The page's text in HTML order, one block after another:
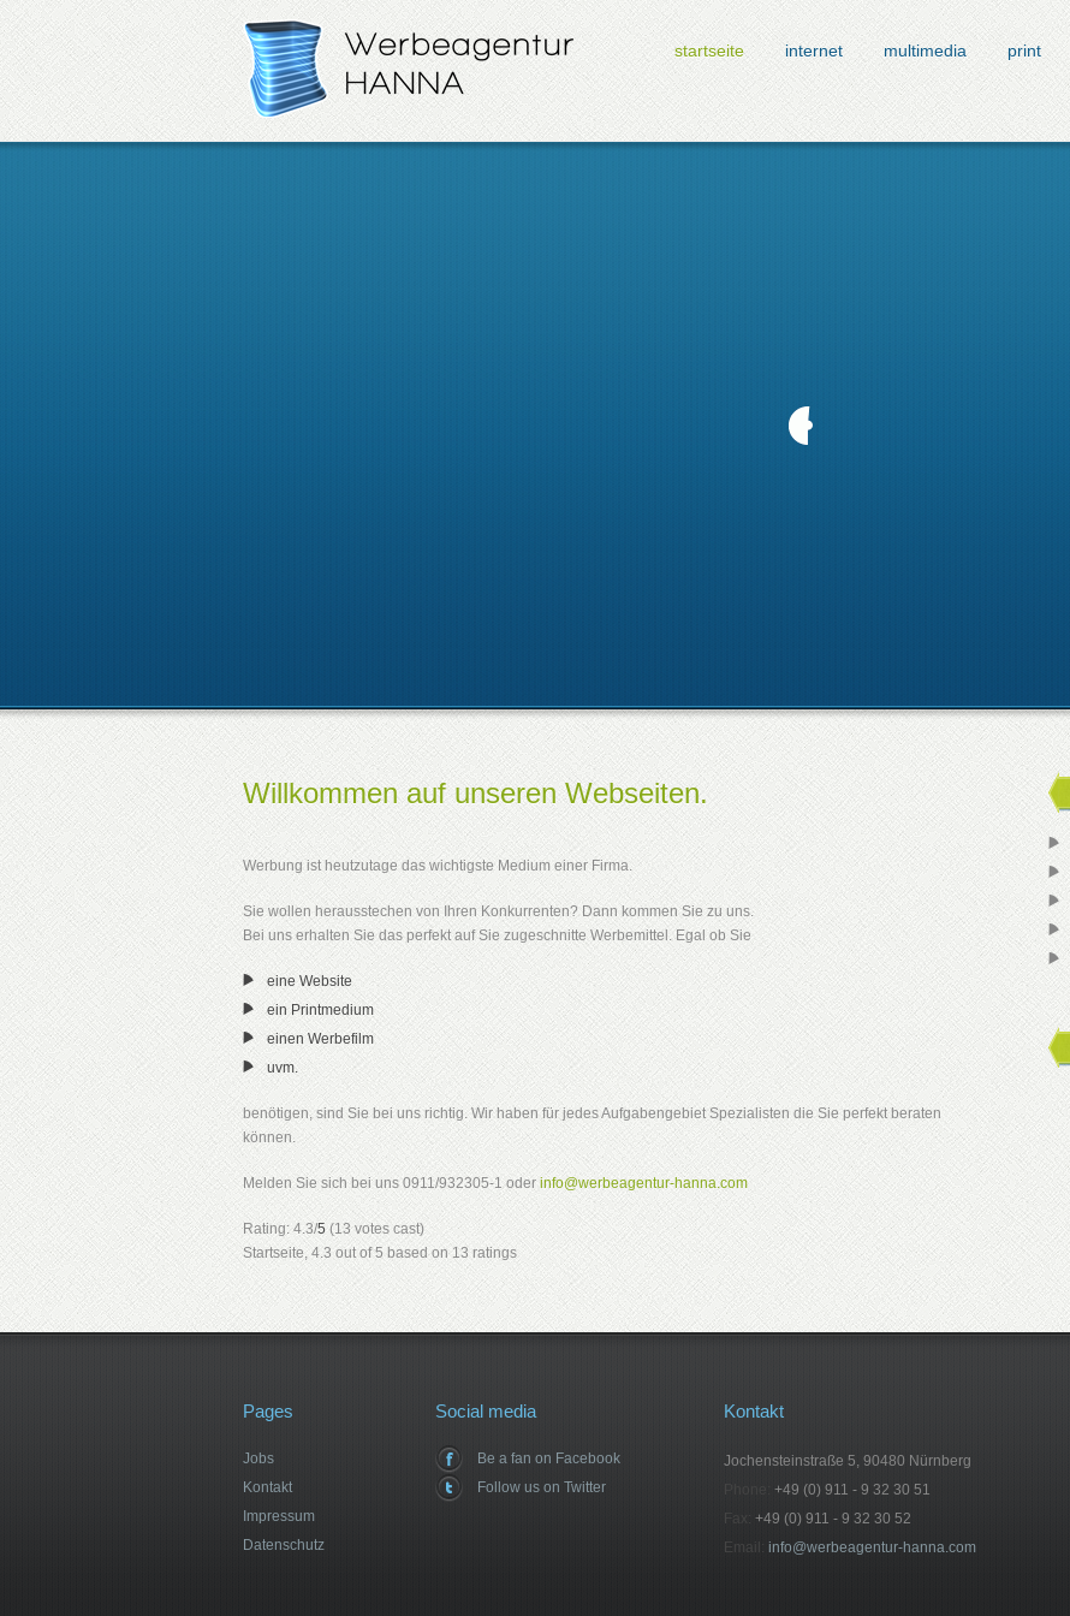
startseite internet multimedia print
Willkommen auf unseren Webseiten.
Werbung ist heutzutage das wichtigste Medium einer Firma.
Sie wollen herausstechen von Ihren Konkurrenten? Dann kommen Sie zu uns.
Bei uns erhalten Sie das perfekt auf Sie zugeschnitte Werbemittel. Egal ob Sie
eine Website
ein Printmedium
einen Werbefilm
uvm.
benötigen, sind Sie bei uns richtig. Wir haben für jedes Aufgabengebiet Spezialisten die Sie perfekt beraten
können.
Melden Sie sich bei uns 0911/932305-1 oder info@werbeagentur-hanna.com
Rating: 4.3/5 (13 votes cast)
Startseite, 4.3 out of5 based on13 ratings
Pages
Jobs
Kontakt
Impressum
Datenschutz
Social media
Be a fan on Facebook
Follow us on Twitter
Kontakt
Jochensteinstraße 5, 90480 Nürnberg
Phone:
+49 (0) 911 - 9 32 30 51
Fax: +49 (0) 911 - 9 32 30 52
Email:
info@werbeagentur-hanna.com